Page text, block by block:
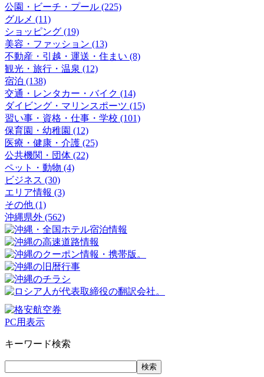
公園・ビーチ・プール (225)
グルメ (11)
ショッピング (19)
美容・ファッション (13)
不動産・引越・運送・住まい (8)
観光・旅行・温泉 (12)
宿泊 (138)
交通・レンタカー・バイク (14)
ダイビング・マリンスポーツ (15)
習い事・資格・仕事・学校 (101)
保育園・幼稚園 (12)
医療・健康・介護 (25)
公共機関・団体 (22)
ペット・動物 (4)
ビジネス (30)
エリア情報 (3)
その他 (1)
沖縄県外 (562)
PC用表示
キーワード検索